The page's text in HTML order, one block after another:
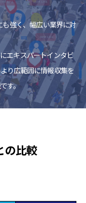
強く、幅広い業界に対
エキスパートインタビ
り広範囲に情報収集を
す。
の比較